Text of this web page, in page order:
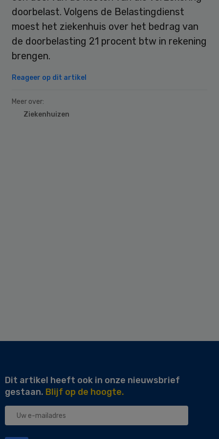
doorbelast. Volgens de Belastingdienst
moest het ziekenhuis over het bedrag van
de doorbelasting 21 procent btw in rekening
brengen.
Reageer op dit artikel
Meer over:
Ziekenhuizen
Dit artikel heeft ook in onze nieuwsbrief
gestaan. Blijf op de hoogte.
Uw